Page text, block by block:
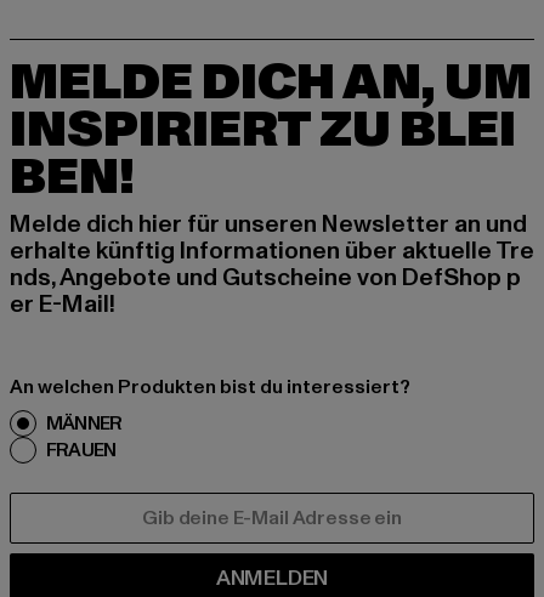
MELDE DICH AN, UM
INSPIRIERT ZU BLEI
BEN!
Melde dich hier für unseren Newsletter an und
erhalte künftig Informationen über aktuelle Tre
nds, Angebote und Gutscheine von DefShop p
er E-Mail!
An welchen Produkten bist du interessiert?
MÄNNER
FRAUEN
ANMELDEN